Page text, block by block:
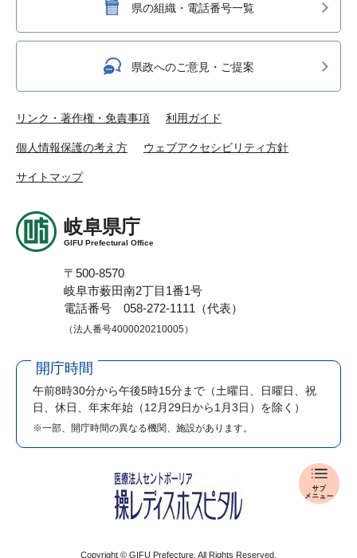
報
道
県の組織・電話番号一覧
県政へのご意見・ご提案
リンク・著作権・免責事項 利用ガイド
個人情報保護の考え方 ウェブアクセシビリティ方針
サイトマップ
岐阜県庁
GIFU Prefectural Office
〒500-8570
岐阜市薮田南2丁目1番1号
電話番号 058-272-1111（代表）
（法人番号4000020210005）
開庁時間
午前8時30分から午後5時15分まで （土曜日、日曜日、祝
日、休日、年末年始（12月29日から1月3日）を除く）
※一部、開庁時間の異なる機関、施設があります。
Copyright © GIFU Prefecture. All Rights Reserved.